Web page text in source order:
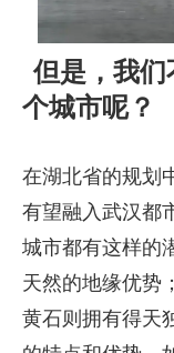
但是，我
个城市呢？
在湖北省的规划
有望融入武汉都
城市都有这样的
天然的地缘优势
黄石则拥有得天